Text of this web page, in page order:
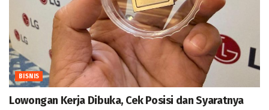
BISNIS
Lowongan Kerja Dibuka, Cek Posisi dan Syaratnya